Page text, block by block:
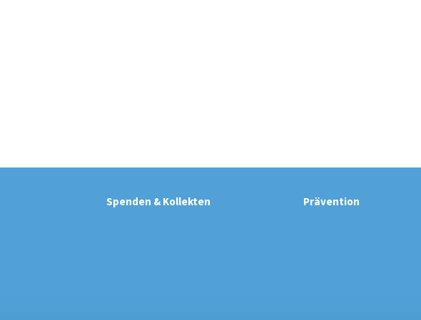
Spenden & Kollekten Prävention